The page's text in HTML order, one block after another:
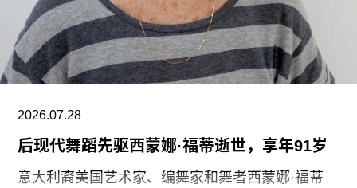
Clancy）告诉《卫报》。“如果参观者得知，工会一
直反对的那些存在于亚马逊等企业的劳动实践，竟
然也存在于一家国际知名的文化机构时，他们一定
会感到震惊。”
V&A东馆典藏库的员工正在争取两次各15分钟的带
薪休息时间。工会成员还要求V&A在一年内获得“伦
2026.07.28
后现代舞蹈先驱西蒙娜·福蒂逝世，享年91岁
意大利裔美国艺术家、编舞家和舞者西蒙娜·福蒂